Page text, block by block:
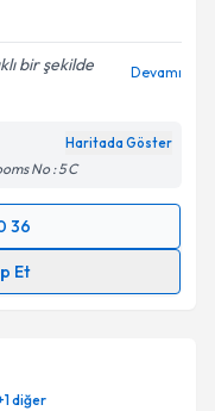
bir şekilde
Devamı
Haritada Göster
No : 5 C
36
Et
ile
1diğer